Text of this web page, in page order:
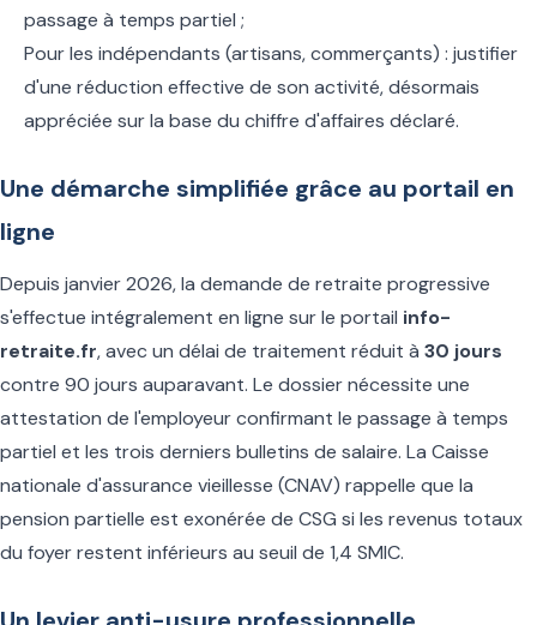
passage à temps partiel ;
Pour les indépendants (artisans, commerçants) : justifier
d'une réduction effective de son activité, désormais
appréciée sur la base du chiffre d'affaires déclaré.
Une démarche simplifiée grâce au portail en
ligne
Depuis janvier 2026, la demande de retraite progressive
s'effectue intégralement en ligne sur le portail info-
retraite.fr, avec un délai de traitement réduit à 30 jours
contre 90 jours auparavant. Le dossier nécessite une
attestation de l'employeur confirmant le passage à temps
partiel et les trois derniers bulletins de salaire. La Caisse
nationale d'assurance vieillesse (CNAV) rappelle que la
pension partielle est exonérée de CSG si les revenus totaux
du foyer restent inférieurs au seuil de 1,4 SMIC.